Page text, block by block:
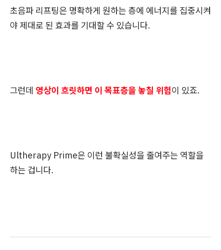
초음파 리프팅은 명확하게 원하는 층에 에너지를 집중시켜
야 제대로 된 효과를 기대할 수 있습니다.
그런데 영상이 흐릿하면 이 목표층을 놓칠 위험이 있죠.
Ultherapy Prime은 이런 불확실성을 줄여주는 역할을
하는 겁니다.